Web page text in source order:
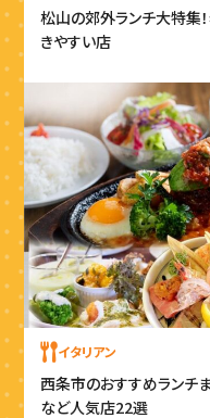
松山の郊外ランチ大特集
きやすい店
イタリアン
西条市のおすすめランチ
など人気店22選